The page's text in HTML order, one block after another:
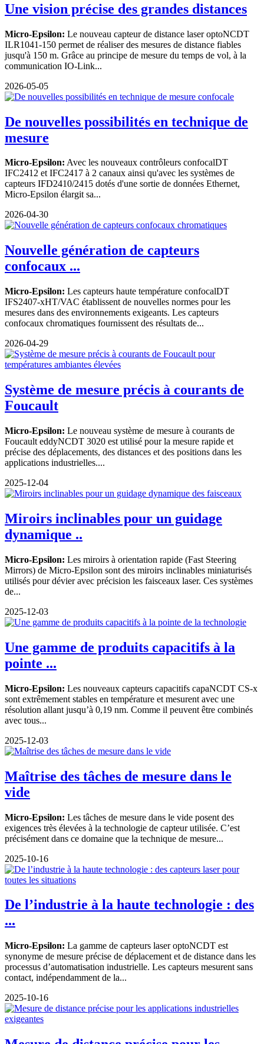
Une vision précise des grandes distances
Micro-Epsilon: Le nouveau capteur de distance laser optoNCDT
ILR1041-150 permet de réaliser des mesures de distance fiables
jusqu'à 150 m. Grâce au principe de mesure du temps de vol, à la
communication IO-Link...
2026-05-05
De nouvelles possibilités en technique de
mesure
Micro-Epsilon: Avec les nouveaux contrôleurs confocalDT
IFC2412 et IFC2417 à 2 canaux ainsi qu'avec les systèmes de
capteurs IFD2410/2415 dotés d'une sortie de données Ethernet,
Micro-Epsilon élargit sa...
2026-04-30
Nouvelle génération de capteurs
confocaux ...
Micro-Epsilon: Les capteurs haute température confocalDT
IFS2407-xHT/VAC établissent de nouvelles normes pour les
mesures dans des environnements exigeants. Les capteurs
confocaux chromatiques fournissent des résultats de...
2026-04-29
Système de mesure précis à courants de
Foucault
Micro-Epsilon: Le nouveau système de mesure à courants de
Foucault eddyNCDT 3020 est utilisé pour la mesure rapide et
précise des déplacements, des distances et des positions dans les
applications industrielles....
2025-12-04
Miroirs inclinables pour un guidage
dynamique ..
Micro-Epsilon: Les miroirs à orientation rapide (Fast Steering
Mirrors) de Micro-Epsilon sont des miroirs inclinables miniaturisés
utilisés pour dévier avec précision les faisceaux laser. Ces systèmes
de...
2025-12-03
Une gamme de produits capacitifs à la
pointe ...
Micro-Epsilon: Les nouveaux capteurs capacitifs capaNCDT CS-x
sont extrêmement stables en température et mesurent avec une
résolution allant jusqu’à 0,19 nm. Comme il peuvent être combinés
avec tous...
2025-12-03
Maîtrise des tâches de mesure dans le
vide
Micro-Epsilon: Les tâches de mesure dans le vide posent des
exigences très élevées à la technologie de capteur utilisée. C’est
précisément dans ce domaine que la technique de mesure...
2025-10-16
De l’industrie à la haute technologie : des
...
Micro-Epsilon: La gamme de capteurs laser optoNCDT est
synonyme de mesure précise de déplacement et de distance dans les
processus d’automatisation industrielle. Les capteurs mesurent sans
contact, indépendamment de la...
2025-10-16